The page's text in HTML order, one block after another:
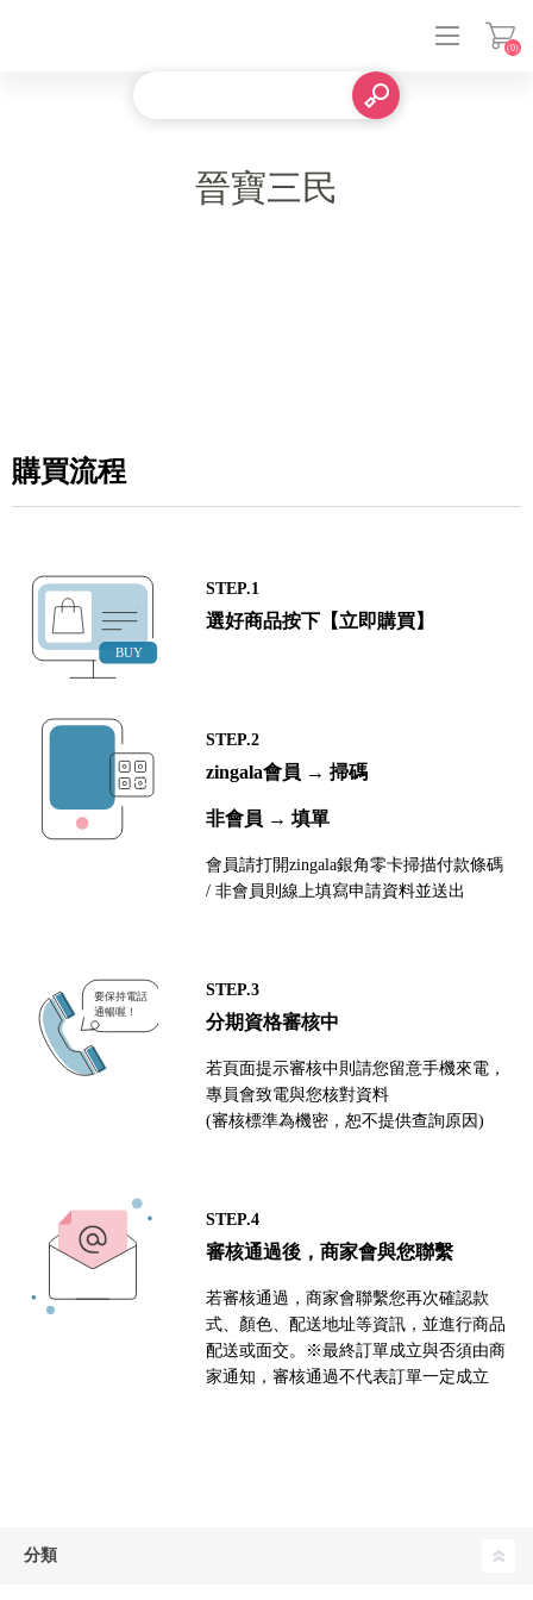
(0)
晉寶三民
購買流程
STEP.1
選好商品按下【立即購買】
STEP.2
zingala會員 → 掃碼
非會員 → 填單
會員請打開zingala銀角零卡掃描付款條碼
/ 非會員則線上填寫申請資料並送出
STEP.3
分期資格審核中
若頁面提示審核中則請您留意手機來電，
專員會致電與您核對資料
(審核標準為機密，恕不提供查詢原因)
STEP.4
審核通過後，商家會與您聯繫
若審核通過，商家會聯繫您再次確認款
式、顏色、配送地址等資訊，並進行商品
配送或面交。※最終訂單成立與否須由商
家通知，審核通過不代表訂單一定成立
分類